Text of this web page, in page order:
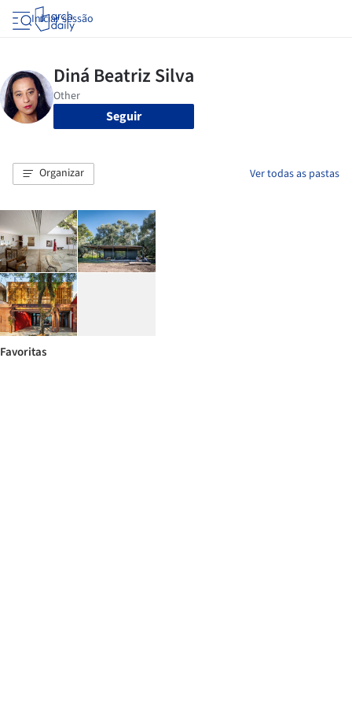
Iniciar sessão
Seguir
Organizar Ver todas as pastas
Favoritas